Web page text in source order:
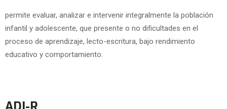
permite evaluar, analizar e intervenir integralmente la población
infantil y adolescente, que presente o no dificultades en el
proceso de aprendizaje, lecto-escritura, bajo rendimiento
educativo y comportamiento.